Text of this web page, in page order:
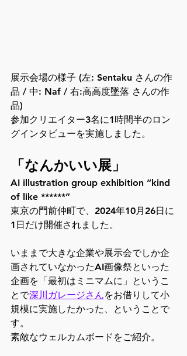
展示会場の様子 (左: Sentaku さんの作
品 / 中: Naf / 右:高高度墜落 さんの作
品)
参加クリエイター3名に1時間半のロン
グインタビューを実施しました。
「なんかいい展」
AI illustration group exhibition “kind
of like ******”
東京の門前仲町で、2024年10月26日に
1日だけ開催されました。
いままで大きな企業や展示会でしか企
画されていなかったAI画像祭といった
企画を「最初はミニマムに」というこ
とで深川ガレージさんをお借りして小
規模に実施したかった、ということで
す。
素敵なウェルカムボードをご紹介。